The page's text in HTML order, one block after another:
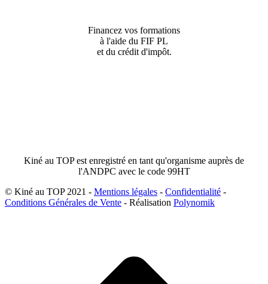
Financez vos formations
à l'aide du FIF PL
et du crédit d'impôt.
Kiné au TOP est enregistré en tant qu'organisme auprès de
l'ANDPC avec le code 99HT
© Kiné au TOP 2021 - Mentions légales - Confidentialité -
Conditions Générales de Vente - Réalisation Polynomik